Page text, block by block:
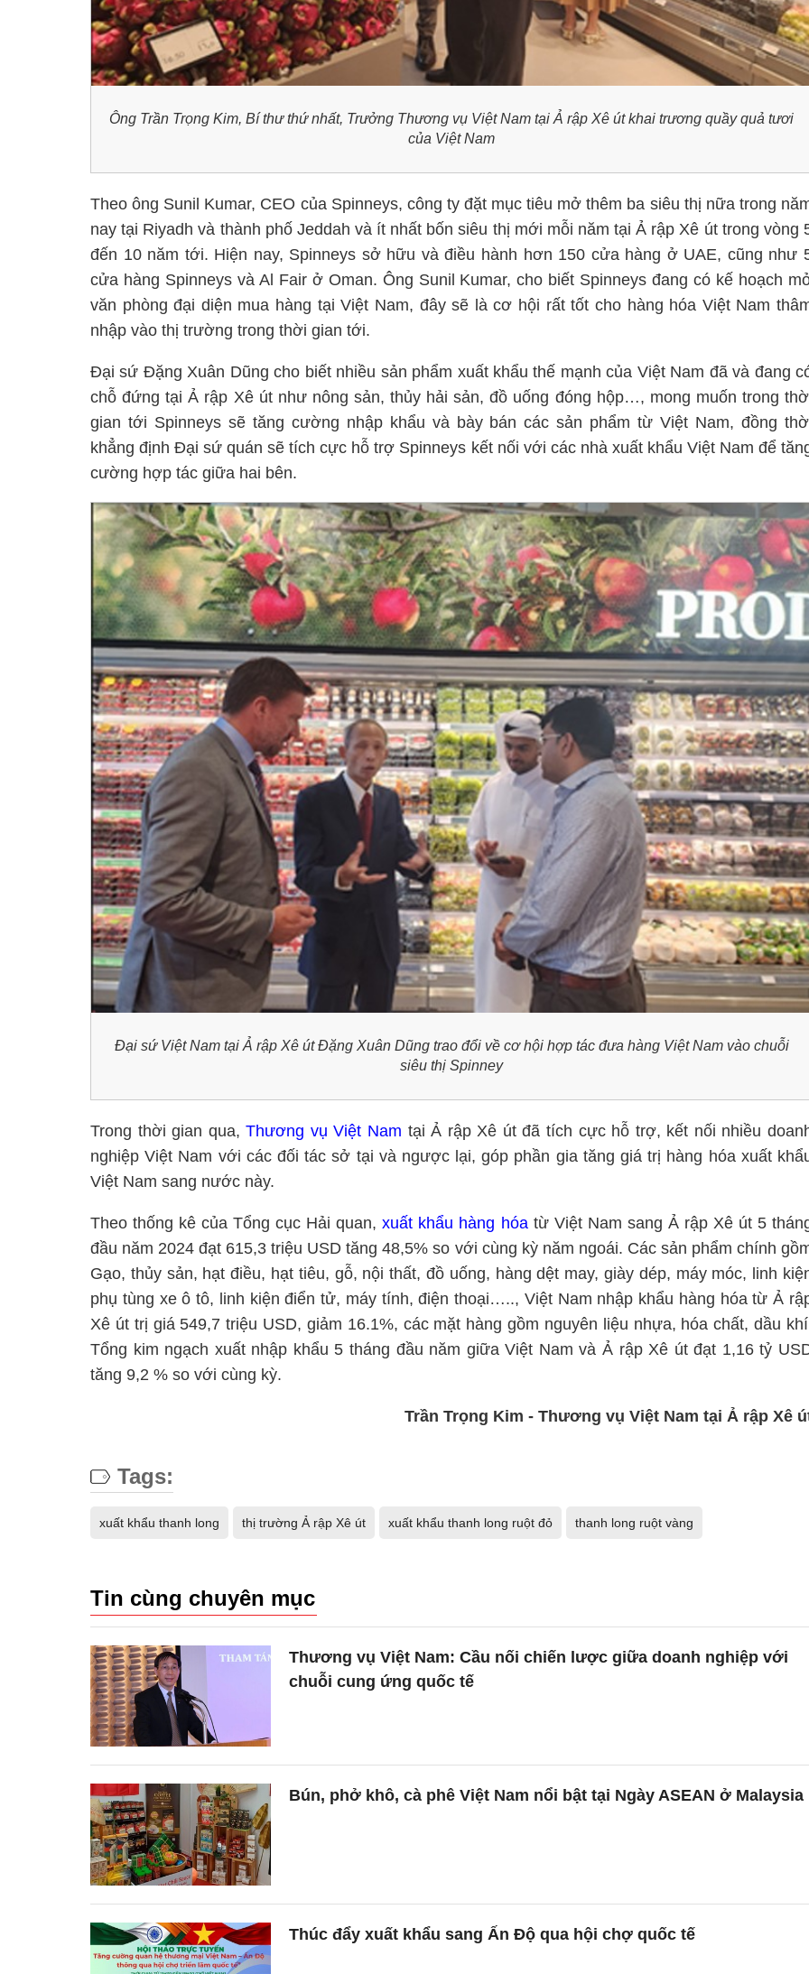
Ông Trần Trọng Kim, Bí thư thứ nhất, Trưởng Thương vụ Việt Nam tại Ả rập Xê útkhai trương quầy quả tươi
của Việt Nam
Theo ông Sunil Kumar, CEO của Spinneys, công ty đặt mục tiêu mở thêm ba siêu thị nữa trong
nay tại Riyadh và thành phố Jeddah và ít nhất bốn siêu thị mới mỗi năm tại Ả rập Xê út trong vòng
đến 10 năm tới. Hiện nay, Spinneys sở hữu và điều hành hơn 150 cửa hàng ở UAE, cũng như
cửa hàng Spinneys và Al Fair ở Oman. Ông Sunil Kumar, cho biết Spinneys đang có kế hoạch
văn phòng đại diện mua hàng tại Việt Nam, đây sẽ là cơ hội rất tốt cho hàng hóa Việt Nam
nhập vào thị trường trong thời gian tới.
Đại sứ Đặng Xuân Dũng cho biết nhiều sản phẩm xuất khẩu thế mạnh của Việt Nam đã và đang
chỗ đứng tại Ả rập Xê út như nông sản, thủy hải sản, đồ uống đóng hộp…, mong muốn trong
gian tới Spinneys sẽ tăng cường nhập khẩu và bày bán các sản phẩm từ Việt Nam, đồng
khẳng định Đại sứ quán sẽ tích cực hỗ trợ Spinneys kết nối với các nhà xuất khẩu Việt Nam để
cường hợp tác giữa hai bên.
Đại sứ Việt Nam tại Ả rập Xê út Đặng Xuân Dũngtrao đổi về cơ hội hợp tác đưa hàng Việt Nam vào chuỗi
siêu thị Spinney
Trong thời gian qua,Thương vụ Việt Nam tại Ả rập Xê út đã tích cực hỗ trợ, kết nối nhiều
nghiệp Việt Nam với các đối tác sở tại và ngược lại, góp phần gia tăng giá trị hàng hóa xuất
Việt Nam sang nước này.
Theo thống kê của Tổng cục Hải quan,xuất khẩu hàng hóatừ Việt Nam sang Ả rập Xê út 5
đầu năm 2024 đạt 615,3 triệu USD tăng 48,5% so với cùng kỳ năm ngoái. Các sản phẩm chính
Gạo, thủy sản, hạt điều, hạt tiêu, gỗ, nội thất, đồ uống, hàng dệt may, giày dép, máy móc, linh
phụ tùng xe ô tô, linh kiện điển tử, máy tính, điện thoại….., Việt Nam nhập khẩu hàng hóa từ Ả
Xê út trị giá 549,7 triệu USD, giảm 16.1%, các mặt hàng gồm nguyên liệu nhựa, hóa chất, dầu
Tổng kim ngạch xuất nhập khẩu 5 tháng đầu năm giữa Việt Nam và Ả rập Xê út đạt 1,16 tỷ
tăng 9,2 % so với cùng kỳ.
Trần Trọng Kim - Thương vụ Việt Nam tại Ả rập Xê
Tags:
xuất khẩu thanh long thị trường Ả rập Xê út xuất khẩu thanh long ruột đỏ thanh long ruột vàng
Tin cùng chuyên mục
Thương vụ Việt Nam: Cầu nối chiến lược giữa doanh nghiệp với
chuỗi cung ứng quốc tế
Bún, phở khô, cà phê Việt Nam nổi bật tại Ngày ASEAN ở Malaysia
Thúc đẩy xuất khẩu sang Ấn Độ qua hội chợ quốc tế